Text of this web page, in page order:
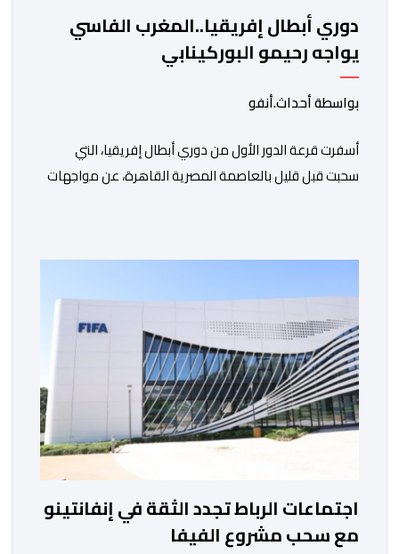
دوري أبطال إفريقيا..المغرب الفاسي
يواجه رحيمو البوركينابي
بواسطة أحداث.أنفو
أسفرت قرعة الدور الأول من دوري أبطال إفريقيا، التي
سحبت قبل قليل بالعاصمة المصرية القاهرة، عن مواجهات
نهضة بركان على موعد في هذا الدور مع الفائز من المباراة
الغامبي، حيث يطمح الفريق […]
اجتماعات الرباط تجدد الثقة في إنفانتينو
مع سحب مشروع الفيفا